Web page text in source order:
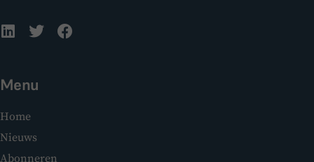
Menu
Home
Nieuws
Abonneren